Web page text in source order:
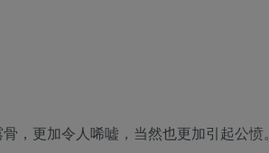
，更加令人唏嘘，当然也更加引起公愤。